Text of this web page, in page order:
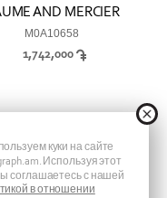
AND MERCIER
M0A10658
1,742,000
куки на сайте
Используя этот
соглашаетесь с нашей
в отношении